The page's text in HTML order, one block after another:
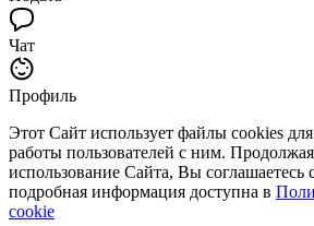
Чат
Профиль
Этот Сайт использует файлы cookies
работы пользователей с ним.
использование Сайта, Вы соглашаетесь
подробная информация доступна в
cookie